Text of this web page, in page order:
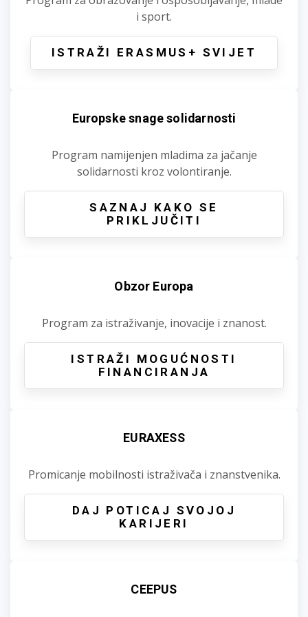
i sport.
ISTRAŽI ERASMUS+ SVIJET
Europske snage solidarnosti
Program namijenjen mladima za jačanje
solidarnosti kroz volontiranje.
SAZNAJ KAKO SE
PRIKLJUČITI
Obzor Europa
Program za istraživanje, inovacije i znanost.
ISTRAŽI MOGUĆNOSTI
FINANCIRANJA
EURAXESS
Promicanje mobilnosti istraživača i znanstvenika.
DAJ POTICAJ SVOJOJ
KARIJERI
CEEPUS